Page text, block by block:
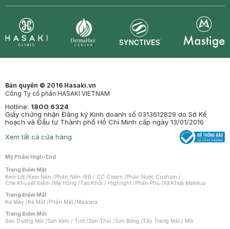
Bản quyền © 2016 Hasaki.vn
Công Ty cổ phần HASAKI VIETNAM
Hotline: 1800 6324
Giấy chứng nhận Đăng ký Kinh doanh số 0313612829 do Sở Kế
hoạch và Đầu tư Thành phố Hồ Chí Minh cấp ngày 13/01/2016
Xem tất cả cửa hàng
Mỹ Phẩm High-End
Trang Điểm Mặt
Kem Lót /Kem Nền /Phấn Nền /BB / CC Cream /Phấn Nước Cushion /
Che Khuyết Điểm /Má Hồng /Tạo Khối / Highlight /Phấn Phủ /Xịt Khoá Makeup
Trang Điểm Mắt
Kẻ Mày /Kẻ Mắt /Phấn Mắt /Mascara
Trang Điểm Môi
Son Dưỡng Môi /Son Kem / Tint /Son Thỏi /Son Bóng /Tẩy Trang Mắt / Môi